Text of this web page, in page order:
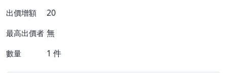
出價增額 20
最高出價者 無
數量 1 件